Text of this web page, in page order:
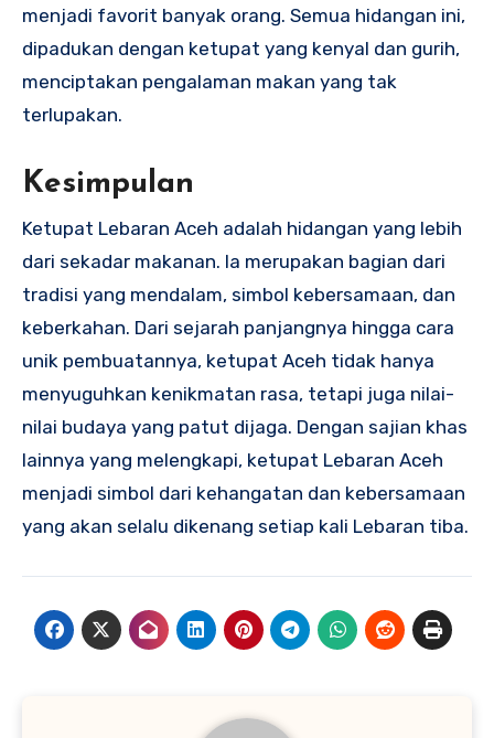
menjadi favorit banyak orang. Semua hidangan ini,
dipadukan dengan ketupat yang kenyal dan gurih,
menciptakan pengalaman makan yang tak
terlupakan.
Kesimpulan
Ketupat Lebaran Aceh adalah hidangan yang lebih
dari sekadar makanan. Ia merupakan bagian dari
tradisi yang mendalam, simbol kebersamaan, dan
keberkahan. Dari sejarah panjangnya hingga cara
unik pembuatannya, ketupat Aceh tidak hanya
menyuguhkan kenikmatan rasa, tetapi juga nilai-
nilai budaya yang patut dijaga. Dengan sajian khas
lainnya yang melengkapi, ketupat Lebaran Aceh
menjadi simbol dari kehangatan dan kebersamaan
yang akan selalu dikenang setiap kali Lebaran tiba.